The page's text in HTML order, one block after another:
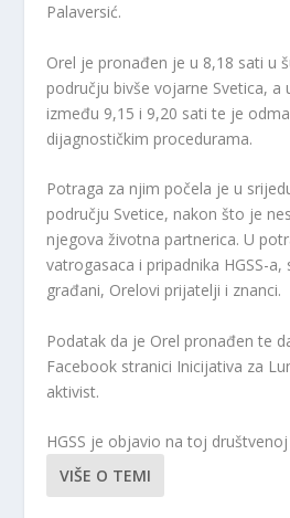
Palaversić.
Orel je pronađen je u 8,18 sati u
području bivše vojarne Svetica, a
između 9,15 i 9,20 sati te je
dijagnostičkim procedurama.
Potraga za njim počela je u
području Svetice, nakon što je
njegova životna partnerica. U
vatrogasaca i pripadnika HGSS-
građani, Orelovi prijatelji i znanci.
Podatak da je Orel pronađen te
Facebook stranici Inicijativa za
aktivist.
HGSS je objavio na toj
VIŠE O TEMI